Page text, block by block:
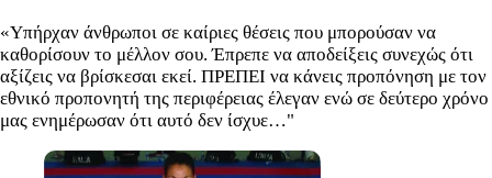
«Υπήρχαν άνθρωποι σε καίριες θέσεις που μπορούσαν να
καθορίσουν το μέλλον σου. Έπρεπε να αποδείξεις συνεχώς ότι
αξίζεις να βρίσκεσαι εκεί. ΠΡΕΠΕΙ να κάνεις προπόνηση με τον
εθνικό προπονητή της περιφέρειας έλεγαν ενώ σε δεύτερο χρόνο
μας ενημέρωσαν ότι αυτό δεν ίσχυε…"